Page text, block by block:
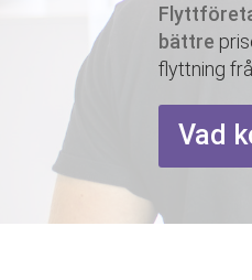
bättre
flyttning
Vad